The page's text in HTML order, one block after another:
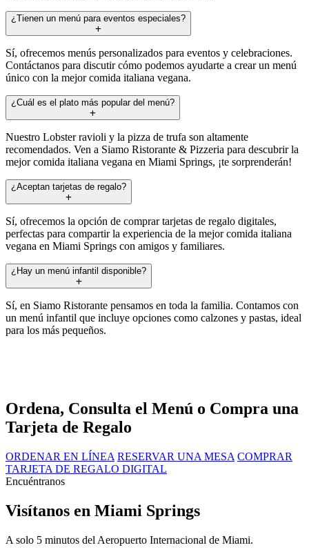
¿Tienen un menú para eventos especiales?
Sí, ofrecemos menús personalizados para eventos y celebraciones.
Contáctanos para discutir cómo podemos ayudarte a crear un menú
único con la mejor comida italiana vegana.
¿Cuál es el plato más popular del menú?
Nuestro Lobster ravioli y la pizza de trufa son altamente
recomendados. Ven a Siamo Ristorante & Pizzeria para descubrir la
mejor comida italiana vegana en Miami Springs, ¡te sorprenderán!
¿Aceptan tarjetas de regalo?
Sí, ofrecemos la opción de comprar tarjetas de regalo digitales,
perfectas para compartir la experiencia de la mejor comida italiana
vegana en Miami Springs con amigos y familiares.
¿Hay un menú infantil disponible?
Sí, en Siamo Ristorante pensamos en toda la familia. Contamos con
un menú infantil que incluye opciones como calzones y pastas, ideal
para los más pequeños.
Ordena, Consulta el Menú o Compra una
Tarjeta de Regalo
ORDENAR EN LÍNEA RESERVAR UNA MESA COMPRAR
TARJETA DE REGALO DIGITAL
Encuéntranos
Visítanos en Miami Springs
A solo 5 minutos del Aeropuerto Internacional de Miami.